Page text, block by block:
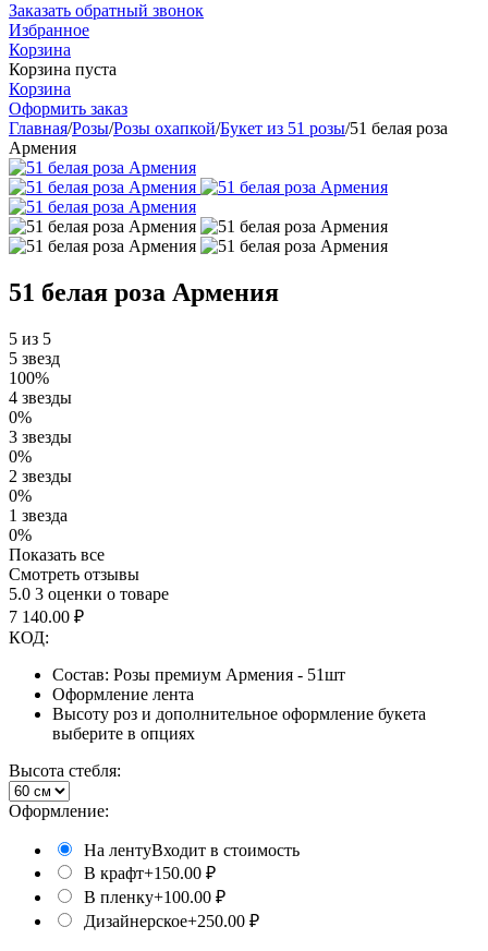
Заказать обратный звонок
Избранное
Корзина
Корзина пуста
Корзина
Оформить заказ
Главная/Розы/Розы охапкой/Букет из 51 розы/51 белая роза
Армения
51 белая роза Армения
5 из 5
5 звезд
100%
4 звезды
0%
3 звезды
0%
2 звезды
0%
1 звезда
0%
Показать все
Смотреть отзывы
5.0 3 оценки о товаре
7 140.00 ₽
КОД:
Состав: Розы премиум Армения - 51шт
Оформление лента
Высоту роз и дополнительное оформление букета
выберите в опциях
Высота стебля:
Оформление:
На лентуВходит в стоимость
В крафт+150.00 ₽
В пленку+100.00 ₽
Дизайнерское+250.00 ₽